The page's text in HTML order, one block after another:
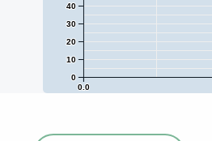
0.0
0
10
20
30
40